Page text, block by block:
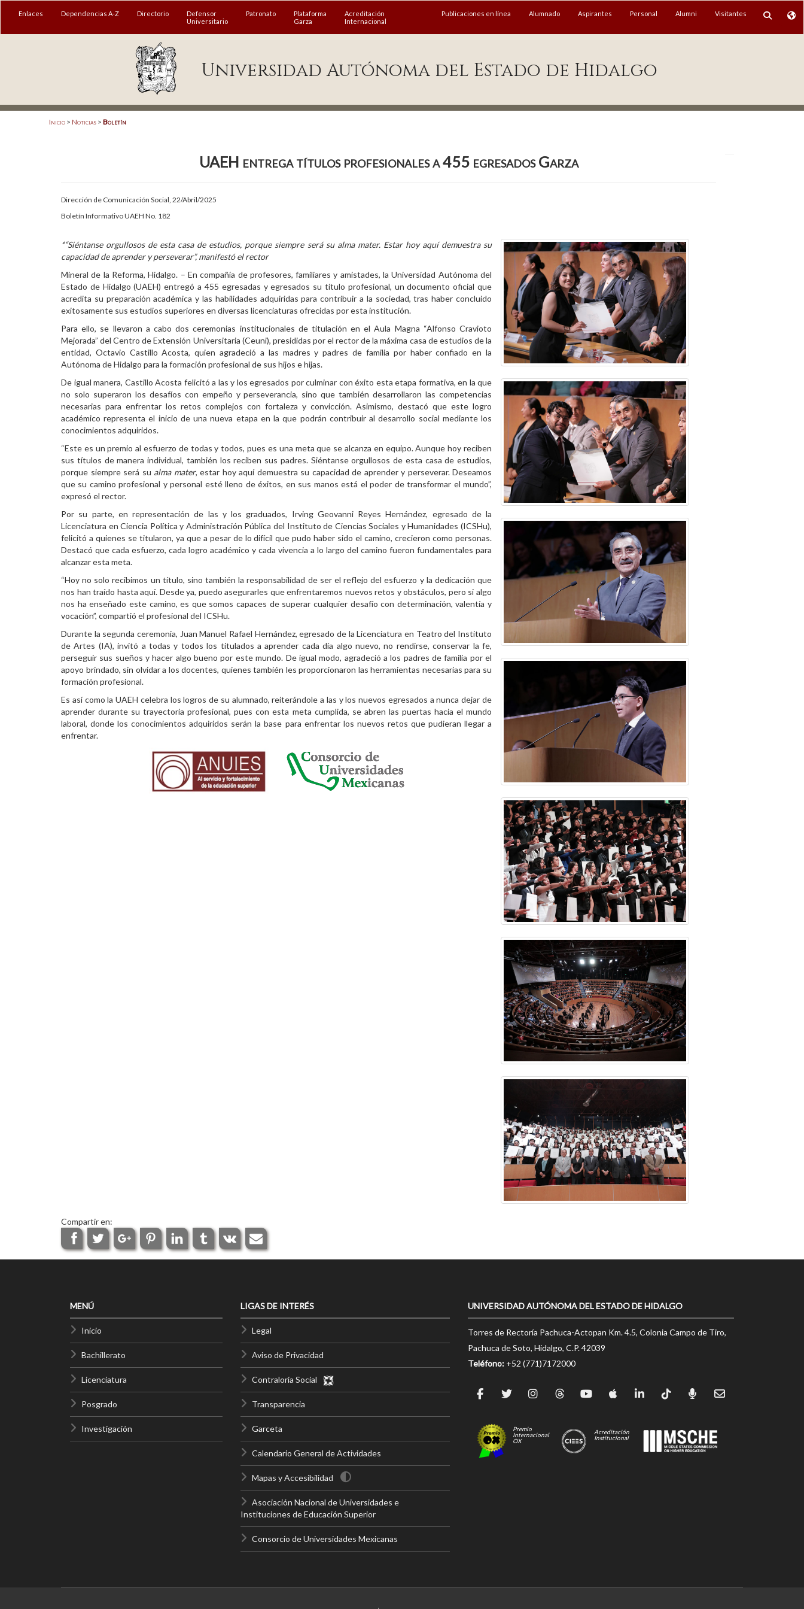
MENÚ
Acreditación Internacional
Enlaces Dependencias A-Z Directorio
Defensor
Universitario
Patronato
Plataforma
Garza
Acreditación
Internacional
Publicaciones en línea Alumnado Aspirantes Personal Alumni Visitantes
Universidad Autónoma del Estado de Hidalgo
Inicio > Noticias > Boletín
UAEH entrega títulos profesionales a 455 egresados Garza
Dirección de Comunicación Social, 22/Abril/2025
Boletín Informativo UAEH No. 182
*“Siéntanse orgullosos de esta casa de estudios, porque siempre será su alma mater. Estar hoy aquí demuestra su
capacidad de aprender y perseverar”, manifestó el rector
Mineral de la Reforma, Hidalgo. – En compañía de profesores, familiares y amistades, la Universidad Autónoma del
Estado de Hidalgo (UAEH) entregó a 455 egresadas y egresados su título profesional, un documento oficial que
acredita su preparación académica y las habilidades adquiridas para contribuir a la sociedad, tras haber concluido
exitosamente sus estudios superiores en diversas licenciaturas ofrecidas por esta institución.
Para ello, se llevaron a cabo dos ceremonias institucionales de titulación en el Aula Magna “Alfonso Cravioto
Mejorada” del Centro de Extensión Universitaria (Ceuni), presididas por el rector de la máxima casa de estudios de la
entidad, Octavio Castillo Acosta, quien agradeció a las madres y padres de familia por haber confiado en la
Autónoma de Hidalgo para la formación profesional de sus hijos e hijas.
De igual manera, Castillo Acosta felicitó a las y los egresados por culminar con éxito esta etapa formativa, en la que
no solo superaron los desafíos con empeño y perseverancia, sino que también desarrollaron las competencias
necesarias para enfrentar los retos complejos con fortaleza y convicción. Asimismo, destacó que este logro
académico representa el inicio de una nueva etapa en la que podrán contribuir al desarrollo social mediante los
conocimientos adquiridos.
“Este es un premio al esfuerzo de todas y todos, pues es una meta que se alcanza en equipo. Aunque hoy reciben
sus títulos de manera individual, también los reciben sus padres. Siéntanse orgullosos de esta casa de estudios,
porque siempre será su alma mater, estar hoy aquí demuestra su capacidad de aprender y perseverar. Deseamos
que su camino profesional y personal esté lleno de éxitos, en sus manos está el poder de transformar el mundo”,
expresó el rector.
Por su parte, en representación de las y los graduados, Irving Geovanni Reyes Hernández, egresado de la
Licenciatura en Ciencia Política y Administración Pública del Instituto de Ciencias Sociales y Humanidades (ICSHu),
felicitó a quienes se titularon, ya que a pesar de lo difícil que pudo haber sido el camino, crecieron como personas.
Destacó que cada esfuerzo, cada logro académico y cada vivencia a lo largo del camino fueron fundamentales para
alcanzar esta meta.
“Hoy no solo recibimos un título, sino también la responsabilidad de ser el reflejo del esfuerzo y la dedicación que
nos han traído hasta aquí. Desde ya, puedo asegurarles que enfrentaremos nuevos retos y obstáculos, pero si algo
nos ha enseñado este camino, es que somos capaces de superar cualquier desafío con determinación, valentía y
vocación”, compartió el profesional del ICSHu.
Durante la segunda ceremonia, Juan Manuel Rafael Hernández, egresado de la Licenciatura en Teatro del Instituto
de Artes (IA), invitó a todas y todos los titulados a aprender cada día algo nuevo, no rendirse, conservar la fe,
perseguir sus sueños y hacer algo bueno por este mundo. De igual modo, agradeció a los padres de familia por el
apoyo brindado, sin olvidar a los docentes, quienes también les proporcionaron las herramientas necesarias para su
formación profesional.
Es así como la UAEH celebra los logros de su alumnado, reiterándole a las y los nuevos egresados a nunca dejar de
aprender durante su trayectoria profesional, pues con esta meta cumplida, se abren las puertas hacia el mundo
laboral, donde los conocimientos adquiridos serán la base para enfrentar los nuevos retos que pudieran llegar a
enfrentar.
Compartir en:
MENÚ
Inicio
Bachillerato
Licenciatura
Posgrado
Investigación
LIGAS DE INTERÉS
Legal
Aviso de Privacidad
Contraloría Social
Transparencia
Garceta
Calendario General de Actividades
Mapas y Accesibilidad
Asociación Nacional de Universidades e
Instituciones de Educación Superior
Consorcio de Universidades Mexicanas
UNIVERSIDAD AUTÓNOMA DEL ESTADO DE HIDALGO
Torres de Rectoría Pachuca-Actopan Km. 4.5, Colonia Campo de Tiro,
Pachuca de Soto, Hidalgo, C.P. 42039
Teléfono: +52 (771)7172000
Premio
Internacional
OX
Acreditación
Institucional